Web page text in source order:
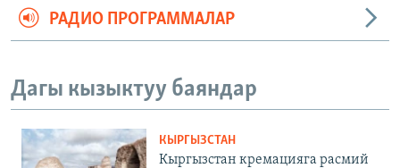
РАДИО ПРОГРАММАЛАР
Дагы кызыктуу баяндар
КЫРГЫЗСТАН
Кыргызстан кремацияга расмий